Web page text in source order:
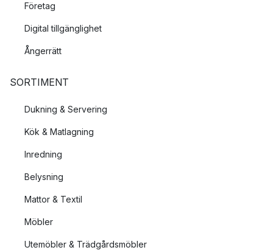
Företag
Digital tillgänglighet
Ångerrätt
SORTIMENT
Dukning & Servering
Kök & Matlagning
Inredning
Belysning
Mattor & Textil
Möbler
Utemöbler & Trädgårdsmöbler